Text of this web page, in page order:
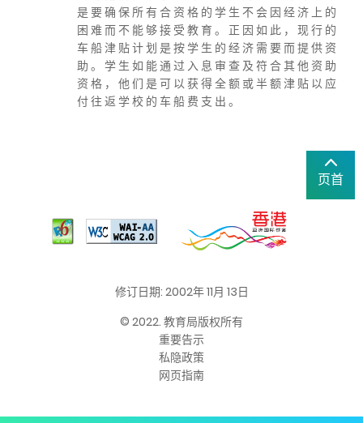
是 要 确 保 所 有 合 资 格 的 学 生 不 会 因 经 济 上 的
困 难 而 不 能 够 接 受 教 育 。 正 因 如 此 ， 现 行 的
车 船 津 贴 计 划 是 按 学 生 的 经 济 需 要 而 提 供 资
助 。 学 生 如 能 通 过 入 息 审 查 及 符 合 其 他 资 助
资 格 ， 他 们 是 可 以 获 得 全 额 或 半 额 津 贴 以 应
付 往 返 学 校 的 车 船 费 支 出 。
页首
修订日期: 2002年 11月 13日
© 2022. 教育局版权所有
重要告示
私隐政策
网页指南